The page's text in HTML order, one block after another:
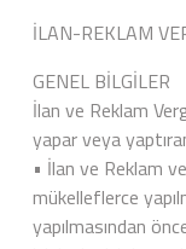
İLAN-REKLAM
GENEL BİLGİLER
İlan ve Reklam
yapar veya
• İlan ve Reklam
mükelleflerce
yapılmasından